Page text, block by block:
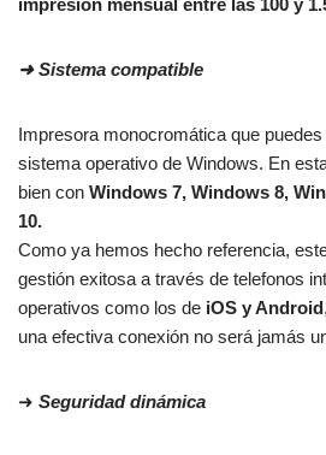
impresión mensual entre las 100 y
➜ Sistema compatible
Impresora monocromática que
sistema operativo de Windows. En
bien con Windows 7, Windows 8,
10.
Como ya hemos hecho referencia,
gestión exitosa a través de telefonos
operativos como los de iOS y Android
una efectiva conexión no será jamás
➜ Seguridad dinámica